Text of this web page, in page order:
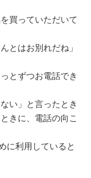
買っていただいて
とはお別れだね」
とずつお電話でき
い」と言ったとき
きに、電話の向こ
に利用していると